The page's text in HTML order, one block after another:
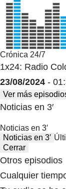
Crónica 24/7
1x24: Radio
23/08/2024 -
Ver más
Noticias en 3′
Noticias en 3′
Noticias en 3′
Cerrar
Otros episodios
Cualquier